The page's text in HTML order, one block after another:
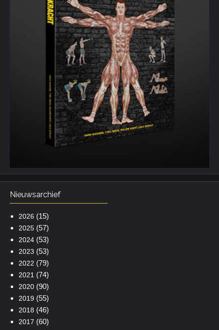
Nieuwsarchief
2026 (15)
2025(57)
2024(53)
2023 (53)
2022 (79)
2021 (74)
2020(90)
2019 (55)
2018 (46)
2017 (60)